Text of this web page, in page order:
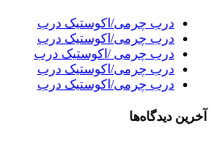
درب چرمی/اکوستیک درب
درب چرمی/اکوستیک درب
درب چرمی /اکوستیک درب
درب چرمی/اکوستیک درب
درب چرمی/اکوستیک درب
آخرین دیدگاه‌ها